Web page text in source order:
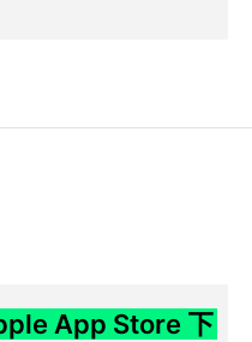
App Store 下